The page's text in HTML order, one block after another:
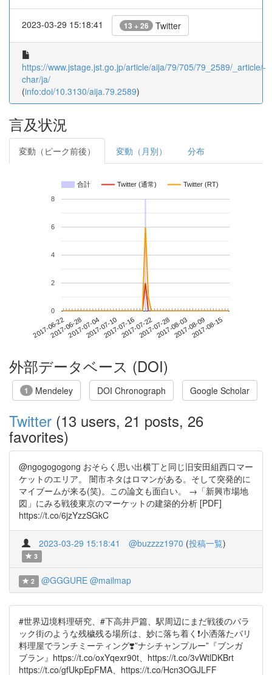
2023-03-29 15:18:41 13 + 26 Twitter
https://www.jstage.jst.go.jp/article/aija/79/705/79_2589/_article/-
char/ja/
(info:doi/10.3130/aija.79.2589)
言及状況
変動（ピーク前後） 変動（月別） 分布
合計 Twitter (通常) Twitter (RT)
2017-06-222017-06-282017-07-042017-07-102017-07-162017-07-222017-07-282017-08-032017-08-092017-08-15
0
2
4
6
8
外部データベース (DOI)
1 Mendeley DOI Chronograph Google Scholar
Twitter (13 users, 21 posts, 26
favorites)
@ngogogogong おそらく思い出横丁と同じ旧安田組西口マー
ケットのエリア。 闇市ネタはロマンがある。そして突発的に
マイブームが来る(笑)。この論文も面白い。 →「新興市場地
図」にみる戦後東京のマーケットの建築的分析 [PDF]
https://t.co/6jzYzzSGkC
2023-03-29 15:18:41 @buzzzz1970 (投稿一覧)
3
2 @GGGURE @mailmap
#世界辺境料理研究、#下高井戸篇、駅周辺にまだ戦後のバラ
ック街のような残穢残る場所は、妙に落ち着く❗️小洒落たバリ
料理屋でランチミーティング❣️”ナシチャンプルー”『ブンガ
ブラン』https://t.co/oxYqexr90t、https://t.co/3vWtlDKBrt
https://t.co/gfUkpEpFMA、https://t.co/Hcn3OGJLFF